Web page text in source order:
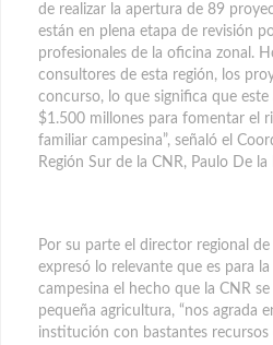
de realizar la apertura de 89
están en plena etapa de revisión
profesionales de la oficina zonal.
consultores de esta región, los
concurso, lo que significa que
$1.500 millones para fomentar el
familiar campesina”, señaló el
Región Sur de la CNR, Paulo De la
Por su parte el director regional
expresó lo relevante que es para
campesina el hecho que la CNR
pequeña agricultura, “nos agrada
institución con bastantes recursos